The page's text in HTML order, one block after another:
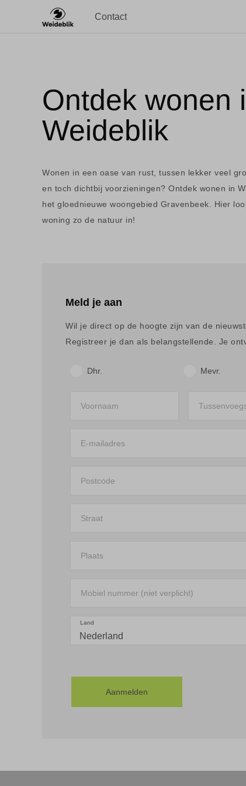
Contact
Ontdek wonen
Weideblik
Wonen in een oase van rust, tussen lekker veel
en toch dichtbij voorzieningen? Ontdek wonen in
het gloednieuwe woongebied Gravenbeek. Hier
woning zo de natuur in!
Meld je aan
Wil je direct op de hoogte zijn van de
Registreer je dan als belangstellende. Je
Dhr. Mevr.
Voornaam
E-mailadres
Postcode
Straat
Plaats
Mobiel nummer (niet verplicht)
Land